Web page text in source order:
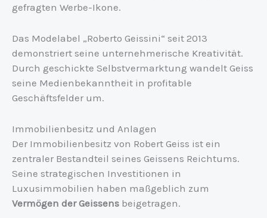
gefragten Werbe-Ikone.
Das Modelabel „Roberto Geissini“ seit 2013
demonstriert seine unternehmerische Kreativität.
Durch geschickte Selbstvermarktung wandelt Geiss
seine Medienbekanntheit in profitable
Geschäftsfelder um.
Immobilienbesitz und Anlagen
Der Immobilienbesitz von Robert Geiss ist ein
zentraler Bestandteil seines Geissens Reichtums.
Seine strategischen Investitionen in
Luxusimmobilien haben maßgeblich zum
Vermögen der Geissens beigetragen.